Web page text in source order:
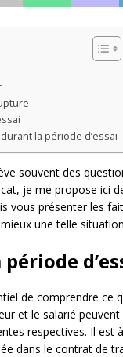
la période d’essai
souvent des
je me propose ici
vous présenter les
une telle
de comprendre ce
et le salarié
respectives. Il est
dans le contrat de